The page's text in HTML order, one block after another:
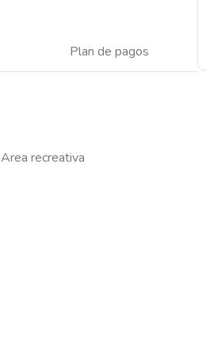
Plan de pagos
Area recreativa